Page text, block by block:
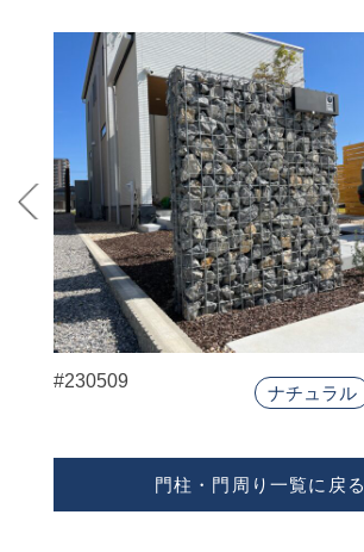
#230509
ナチュラル
門柱・門周り一覧に戻る